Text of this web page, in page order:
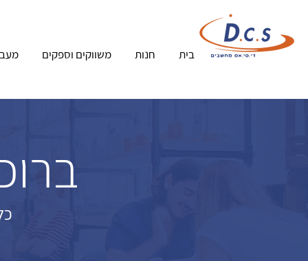
בית חנות משווקים וספקים